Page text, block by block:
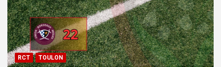
RCT TOULON